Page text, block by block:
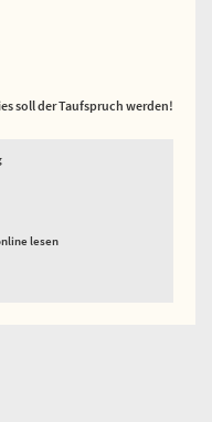
soll der Taufspruch werden!
lesen